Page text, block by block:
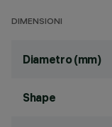
DIMENSIONI
Diametro (mm)
Shape